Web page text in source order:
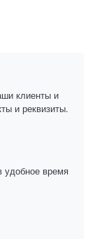
клиенты и
и реквизиты.
удобное время